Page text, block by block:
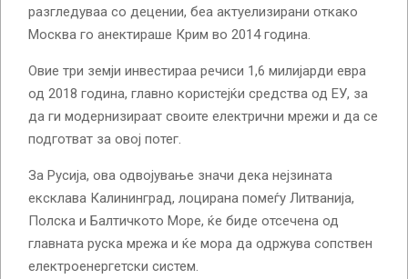
разгледуваа со децении, беа актуелизирани откако
Москва го анектираше Крим во 2014 година.
Овие три земји инвестираа речиси 1,6 милијарди евра
од 2018 година, главно користејќи средства од ЕУ, за
да ги модернизираат своите електрични мрежи и да се
подготват за овој потег.
За Русија, ова одвојување значи дека нејзината
ексклава Калининград, лоцирана помеѓу Литванија,
Полска и Балтичкото Море, ќе биде отсечена од
главната руска мрежа и ќе мора да одржува сопствен
електроенергетски систем.